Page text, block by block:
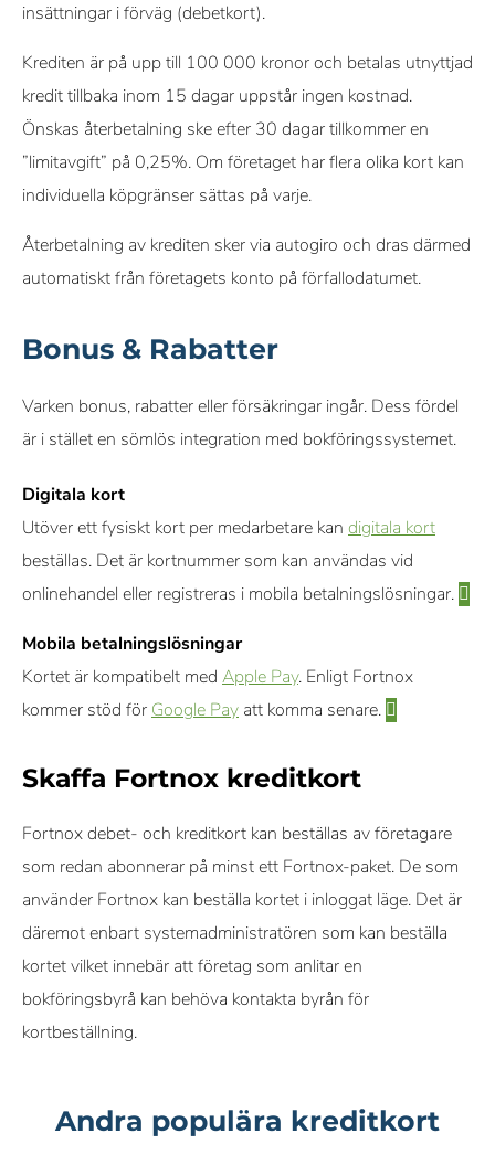
insättningar i förväg (debetkort).
Krediten är på upp till 100 000 kronor och betalas utnyttjad
kredit tillbaka inom 15 dagar uppstår ingen kostnad.
Önskas återbetalning ske efter 30 dagar tillkommer en
”limitavgift” på 0,25%. Om företaget har flera olika kort kan
individuella köpgränser sättas på varje.
Återbetalning av krediten sker via autogiro och dras därmed
automatiskt från företagets konto på förfallodatumet.
Bonus & Rabatter
Varken bonus, rabatter eller försäkringar ingår. Dess fördel
är i stället en sömlös integration med bokföringssystemet.
Digitala kort
Utöver ett fysiskt kort per medarbetare kan digitala kort
beställas. Det är kortnummer som kan användas vid
onlinehandel eller registreras i mobila betalningslösningar.
Mobila betalningslösningar
Kortet är kompatibelt med Apple Pay. Enligt Fortnox
kommer stöd för Google Pay att komma senare.
Skaffa Fortnox kreditkort
Fortnox debet- och kreditkort kan beställas av företagare
som redan abonnerar på minst ett Fortnox-paket. De som
använder Fortnox kan beställa kortet i inloggat läge. Det är
däremot enbart systemadministratören som kan beställa
kortet vilket innebär att företag som anlitar en
bokföringsbyrå kan behöva kontakta byrån för
kortbeställning.
Andra populära kreditkort